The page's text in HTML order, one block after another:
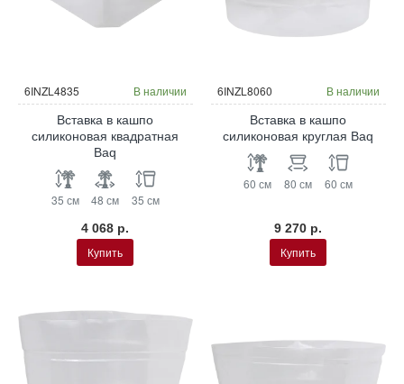
6INZL4835 В наличии
Вставка в кашпо
силиконовая квадратная
Baq
35 см 48 см 35 см
4 068 р.
Купить
6INZL8060 В наличии
Вставка в кашпо
силиконовая круглая Baq
60 см 80 см 60 см
9 270 р.
Купить